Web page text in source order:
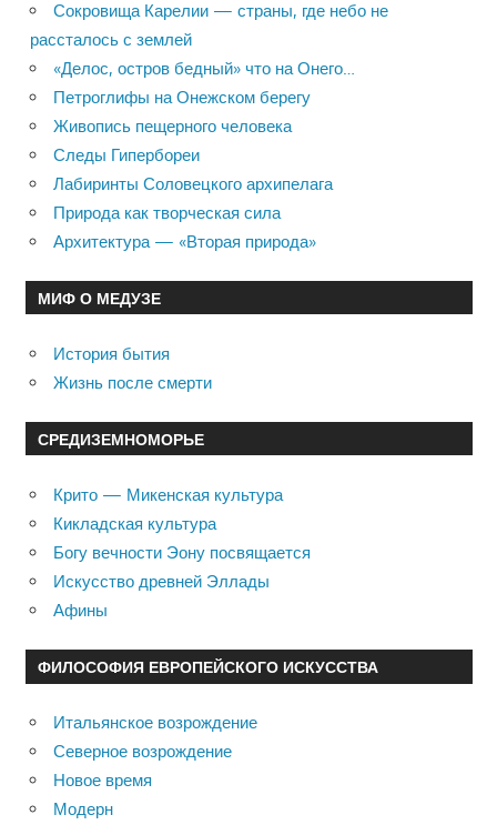
Сокровища Карелии — страны, где небо не
рассталось с землей
«Делос, остров бедный» что на Онего…
Петроглифы на Онежском берегу
Живопись пещерного человека
Следы Гипербореи
Лабиринты Соловецкого архипелага
Природа как творческая сила
Архитектура — «Вторая природа»
МИФ О МЕДУЗЕ
История бытия
Жизнь после смерти
СРЕДИЗЕМНОМОРЬЕ
Крито — Микенская культура
Кикладская культура
Богу вечности Эону посвящается
Искусство древней Эллады
Афины
ФИЛОСОФИЯ ЕВРОПЕЙСКОГО ИСКУССТВА
Итальянское возрождение
Северное возрождение
Новое время
Модерн